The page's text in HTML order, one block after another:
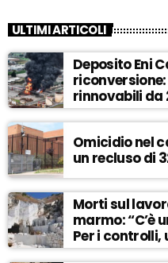
ULTIMI ARTICOLI
Deposito Eni
rinnovabili da
Omicidio nel
un recluso di
Morti sul
marmo: “C’è
Per i controlli,
ASCOLTA